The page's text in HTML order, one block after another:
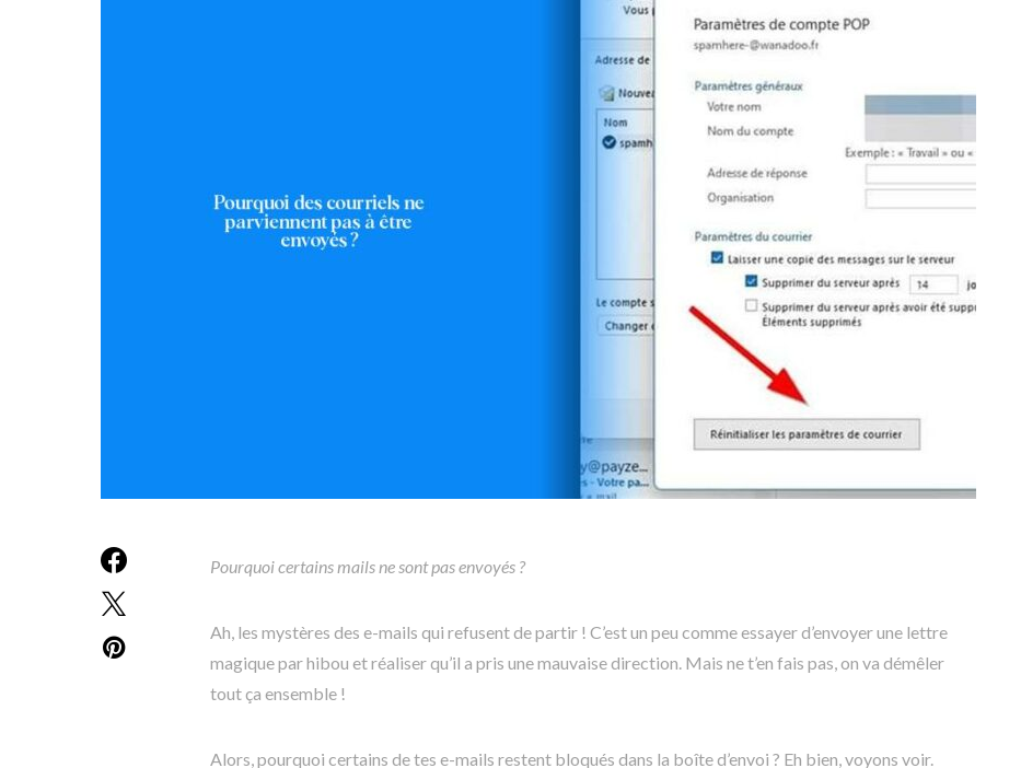
Pourquoi certains mails ne sont pas envoyés ?
Ah, les mystères des e-mails qui refusent de partir ! C’est un peu comme essayer d’envoyer une lettre
magique par hibou et réaliser qu’il a pris une mauvaise direction. Mais ne t’en fais pas, on va démêler
tout ça ensemble !
Alors, pourquoi certains de tes e-mails restent bloqués dans la boîte d’envoi ? Eh bien, voyons voir.